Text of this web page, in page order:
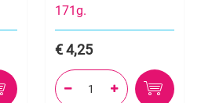
171g.
4,25
 